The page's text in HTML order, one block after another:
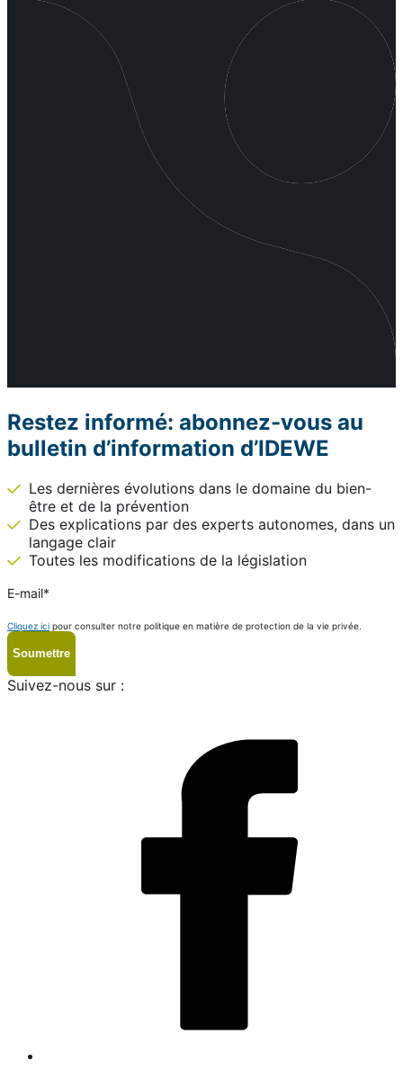
Restez informé: abonnez-vous au
bulletin d’information d’IDEWE
Les dernières évolutions dans le domaine du bien-
être et de la prévention
Des explications par des experts autonomes, dans un
langage clair
Toutes les modifications de la législation
E-mail*
Cliquez ici pour consulter notre politique en matière de protection de la vie privée.
Suivez-nous sur :